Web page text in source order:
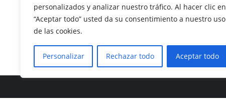
personalizados y analizar nuestro tráfico. Al hacer clic en
“Aceptar todo” usted da su consentimiento a nuestro uso
de las cookies.
Personalizar Rechazar todo Aceptar todo